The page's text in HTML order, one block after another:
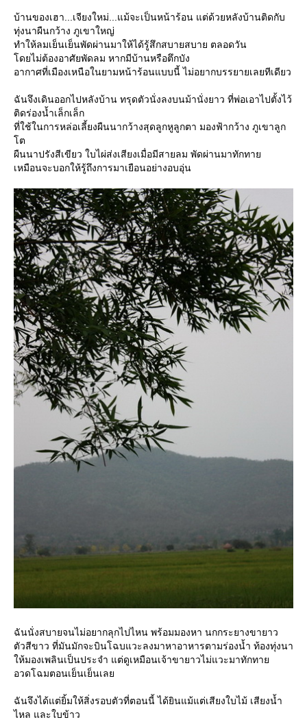
บ้านของเฮา...เจียงใหม่...แม้จะเป็นหน้าร้อน แต่ด้วยหลังบ้านติดกับ
ทุ่งนาผืนกว้าง ภูเขาใหญ่
ทำให้ลมเย็นเย็นพัดผ่านมาให้ได้รู้สึกสบายสบาย ตลอดวัน
ดยไม่ต้องอาศัยพัดลม หากมีบ้านหรือตึกบัง
อากาศที่เมืองเหนือในยามหน้าร้อนแบบนี้ ไม่อยากบรรยายเลยทีเดียว
ฉันจึงเดินออกไปหลังบ้าน ทรุดตัวนั่งลงบนม้านั่งยาว ที่พ่อเอาไปตั้งไว้
ติดร่องน้ำเล็กเล็ก
ที่ใช้ในการหล่อเลี้ยงผืนนากว้างสุดลูกหูลูกตา มองฟ้ากว้าง ภูเขาลูก
ต
ผืนนาปรังสีเขียว ใบไผ่ส่งเสียงเมื่อมีสายลม พัดผ่านมาทักทา
เหมือนจะบอกให้รู้ถึงการมาเยือนอย่างอบอุ่น
ฉันนั่งสบายจนไม่อยากลุกไปไหน พร้อมมองหา นกกระยางขายาว
ตัวสีขาว ที่มันมักจะบินโฉบแวะลงมาหาอาหารตามร่องน้ำ ท้องทุ่งนา
ห้มองเพลินเป็นประจำ แต่ดูเหมือนเจ้าขายาวไม่แวะมาทักทา
อวดโฉมตอนเย็นเย็นเล
ฉันจึงได้แต่ยิ้มให้สิ่งรอบตัวที่ตอนนี้ ได้ยินแม้แต่เสียงใบไม้ เสียงน้ำ
ไหล และใบข้าว